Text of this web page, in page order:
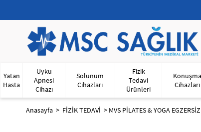
Yatan
Hasta
Uyku
Apnesi
Cihazı
Solunum
Cihazları
Fizik
Tedavi
Ürünleri
Konuşma
Cihazları
Anasayfa FİZİK TEDAVİ MVS PİLATES & YOGA